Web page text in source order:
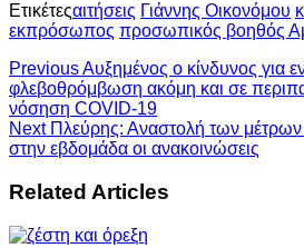
Ετικέτεςαιτήσεις Γιάννης Οικονόμου
εκπρόσωπος προσωπικός βοηθός
PreviousAυξημένος ο κίνδυνος για
φλεβοθρόμβωση ακόμη και σε
νόσηση COVID-19
NextΠλεύρης: Αναστολή των
στην εβδομάδα οι ανακοινώσεις
Related Articles